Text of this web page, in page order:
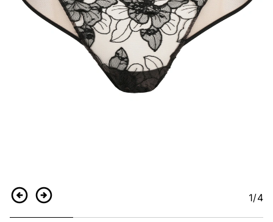
ZurückWeiter 1/4